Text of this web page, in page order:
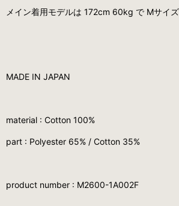
メイン着用モデルは 172cm 60kg で Mサイズ
MADE IN JAPAN
material : Cotton 100%
part : Polyester 65% / Cotton 35%
product number : M2600-1A002F